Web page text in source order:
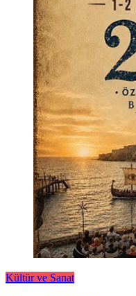
Kültür ve Sanat